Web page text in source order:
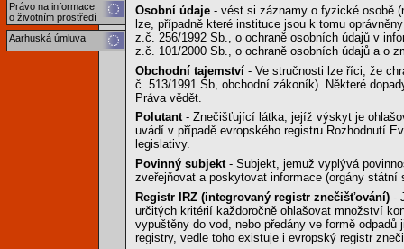
Právo na informace
o životním prostředí
Aarhuská úmluva
Osobní údaje - vést si záznamy o fyzické osobě
lze, případně které instituce jsou k tomu
z.č. 256/1992 Sb., o ochraně osobních údajů v
z.č. 101/2000 Sb., o ochraně osobních údajů a o
Obchodní tajemství - Ve stručnosti lze říci, že
č. 513/1991 Sb, obchodní zákoník). Některé
Práva vědět.
Polutant- Znečišťující látka, jejíž výskyt je
uvádí v případě evropského registru Rozhodnutí
legislativy.
Povinný subjekt - Subjekt, jemuž vyplývá
zveřejňovat a poskytovat informace (orgány
Registr IRZ (integrovaný registr znečišťování) -
určitých kritérií každoročně ohlašovat množství
vypuštěny do vod, nebo předány ve formě
registry, vedle toho existuje i evropský registr